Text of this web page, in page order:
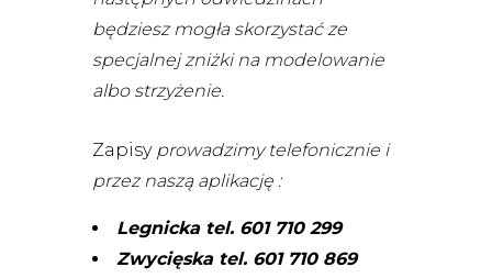
będziesz mogła skorzystać ze
specjalnej zniżki na modelowanie
albo strzyżenie.
Zapisyprowadzimy telefonicznie i
przez naszą aplikację :
Legnicka tel. 601 710 299
Zwycięska tel. 601 710 869